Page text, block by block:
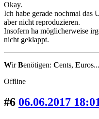
Okay.
Ich habe gerade nochmal das
aber nicht reproduzieren.
Insofern ha möglicherweise
nicht geklappt.
WirBenötigen: Cents, Euros...
Offline
#6 06.06.2017